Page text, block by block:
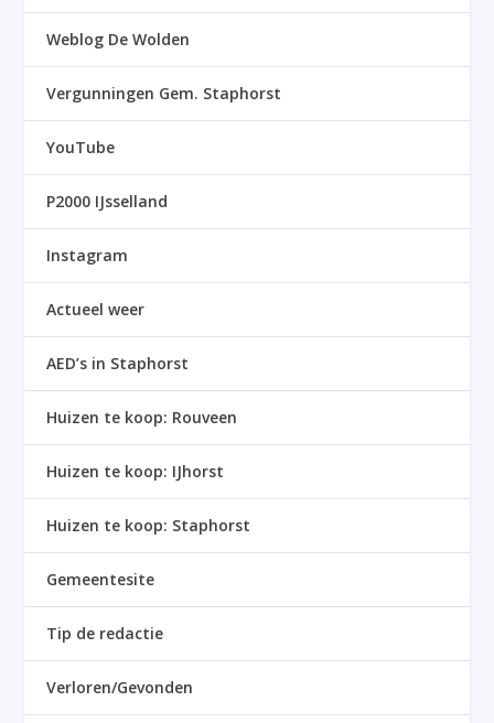
Weblog De Wolden
Vergunningen Gem. Staphorst
YouTube
P2000 IJsselland
Instagram
Actueel weer
AED’s in Staphorst
Huizen te koop: Rouveen
Huizen te koop: IJhorst
Huizen te koop: Staphorst
Gemeentesite
Tip de redactie
Verloren/Gevonden